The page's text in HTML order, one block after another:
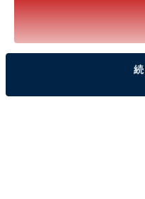
※以下のセール情報は
のです。料金の変更、満